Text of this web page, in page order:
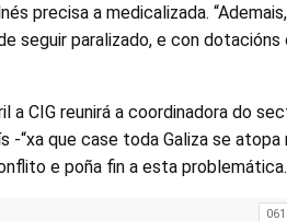
precisa a medicalizada.
seguir paralizado, e con dotacións
a CIG reunirá a coordinadora do
“xa que case toda Galiza se atopa
e poña fin a esta problemática.
061